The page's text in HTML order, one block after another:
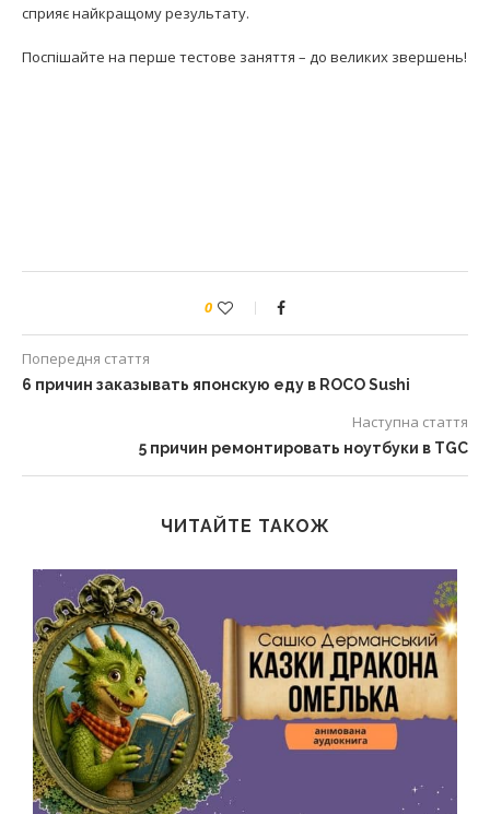
сприяє найкращому результату.
Поспішайте на перше тестове заняття – до великих звершень!
0
Попередня стаття
6 причин заказывать японскую еду в ROCO Sushi
Наступна стаття
5 причин ремонтировать ноутбуки в TGC
ЧИТАЙТЕ ТАКОЖ